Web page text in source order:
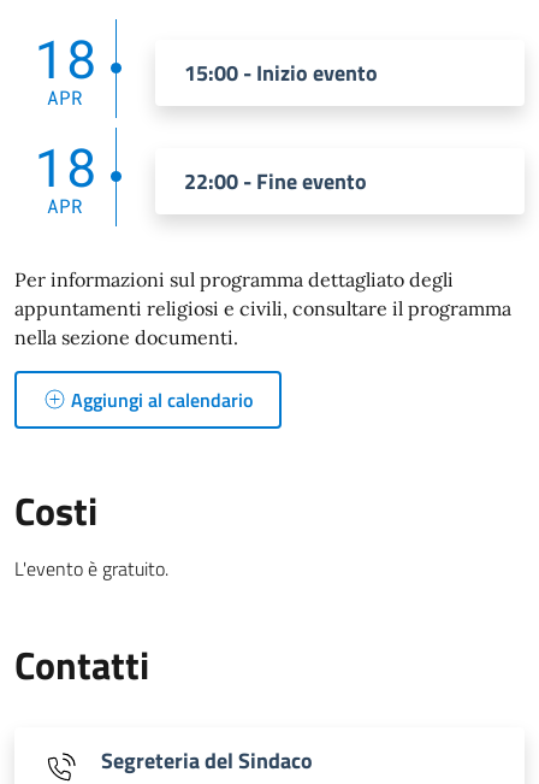
18
APR
15:00 - Inizio evento
18
APR
22:00 - Fine evento
Per informazioni sul programma dettagliato degli
appuntamenti religiosi e civili, consultare il programma
nella sezione documenti.
Aggiungi al calendario
Costi
L'evento è gratuito.
Contatti
Segreteria del Sindaco